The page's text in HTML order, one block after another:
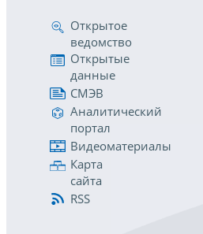
Открытое
ведомство
Открытые
данные
СМЭВ
Аналитический
портал
Видеоматериалы
Карта
сайта
RSS